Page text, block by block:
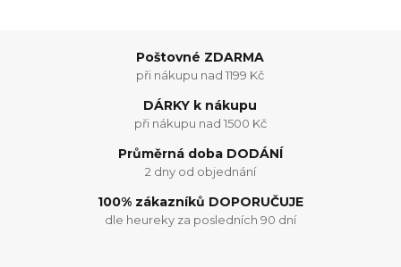
Poštovné ZDARMA
při nákupu nad 1199 Kč
DÁRKY k nákupu
při nákupu nad 1500 Kč
Průměrná doba DODÁNÍ
2 dny od objednání
100% zákazníků DOPORUČUJE
dle heureky za posledních 90 dní